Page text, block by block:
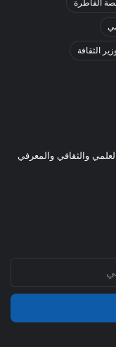
القاطرة
الثقافة
والثقافي والمعرفي